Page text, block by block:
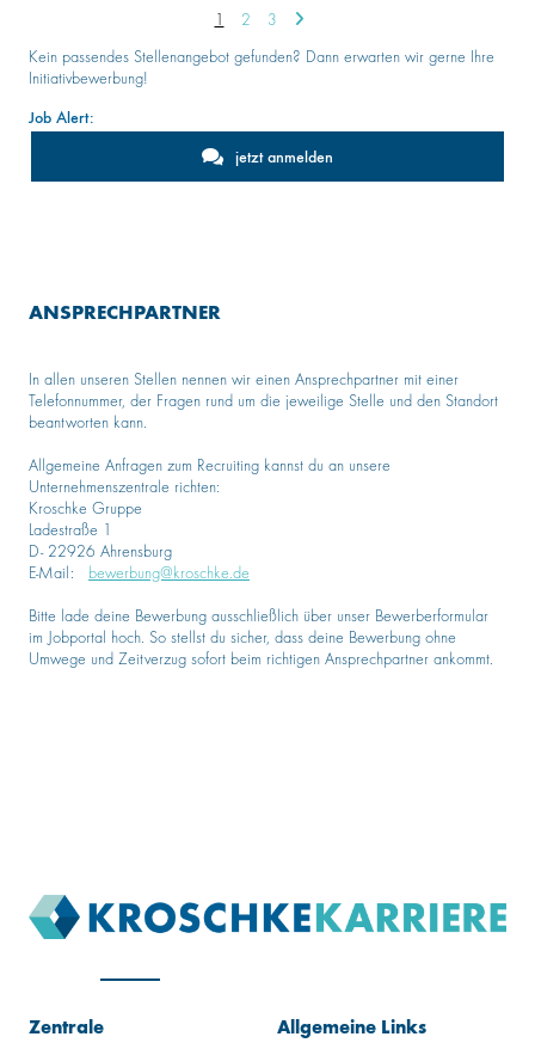
1 2 3
Kein passendes Stellenangebot gefunden? Dann erwarten wir gerne Ihre
Initiativbewerbung!
Job Alert:
jetzt anmelden
ANSPRECHPARTNER
In allen unseren Stellen nennen wir einen Ansprechpartner mit einer
Telefonnummer, der Fragen rund um die jeweilige Stelle und den Standort
beantworten kann.
Allgemeine Anfragen zum Recruiting kannst du an unsere
Unternehmenszentrale richten:
Kroschke Gruppe
Ladestraße 1
D- 22926 Ahrensburg
E-Mail: bewerbung@kroschke.de
Bitte lade deine Bewerbung ausschließlich über unser Bewerberformular
im Jobportal hoch. So stellst du sicher, dass deine Bewerbung ohne
Umwege und Zeitverzug sofort beim richtigen Ansprechpartner ankommt.
Zentrale Allgemeine Links